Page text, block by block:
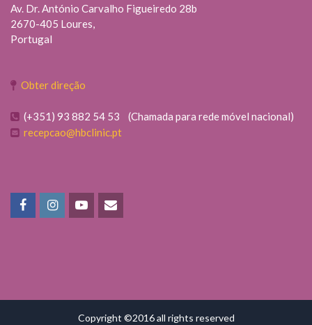
Av. Dr. António Carvalho Figueiredo 28b
2670-405 Loures,
Portugal
Obter direção
(+351) 93 882 54 53 (Chamada para rede móvel nacional)
recepcao@hbclinic.pt
Copyright ©2016 all rights reserved